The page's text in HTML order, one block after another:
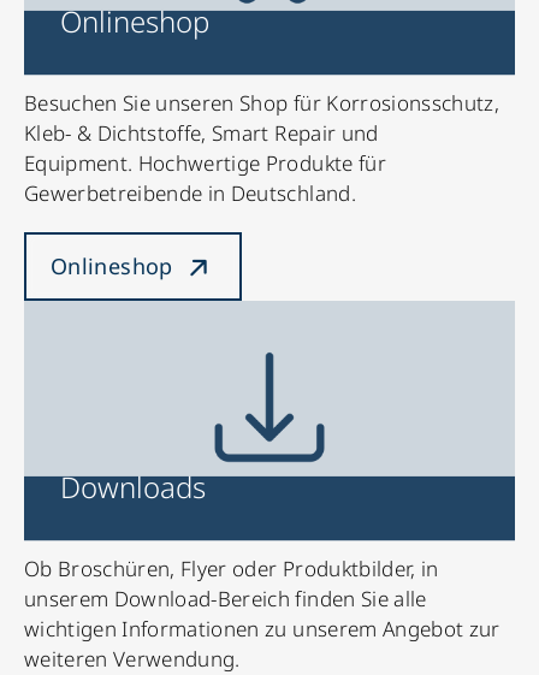
Onlineshop
Besuchen Sie unseren Shop für Korrosionsschutz,
Kleb- & Dichtstoffe, Smart Repair und
Equipment. Hochwertige Produkte für
Gewerbetreibende in Deutschland.
Onlineshop
Downloads
Ob Broschüren, Flyer oder Produktbilder, in
unserem Download-Bereich finden Sie alle
wichtigen Informationen zu unserem Angebot zur
weiteren Verwendung.